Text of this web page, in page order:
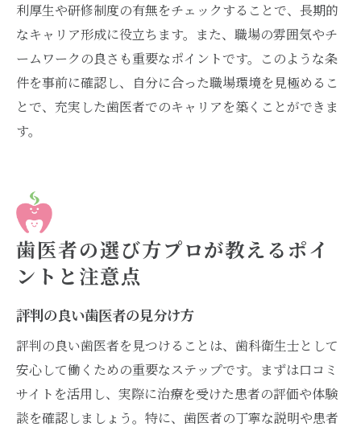
利厚生や研修制度の有無をチェックすることで、長期的
なキャリア形成に役立ちます。また、職場の雰囲気やチ
ームワークの良さも重要なポイントです。このような条
件を事前に確認し、自分に合った職場環境を見極めるこ
とで、充実した歯医者でのキャリアを築くことができま
す。
歯医者の選び方プロが教えるポイ
ントと注意点
評判の良い歯医者の見分け方
評判の良い歯医者を見つけることは、歯科衛生士として
安心して働くための重要なステップです。まずは口コミ
サイトを活用し、実際に治療を受けた患者の評価や体験
談を確認しましょう。特に、歯医者の丁寧な説明や患者